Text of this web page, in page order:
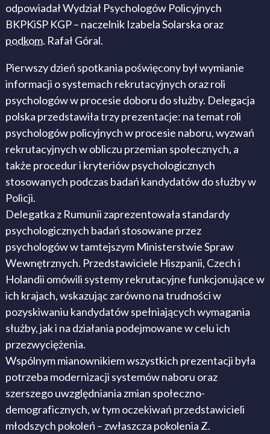
odpowiadał Wydział Psychologów Policyjnych
BKPKiSP KGP – naczelnik Izabela Solarska oraz
podkom. Rafał Góral.
Pierwszy dzień spotkania poświęcony był wymianie
informacji o systemach rekrutacyjnych oraz roli
psychologów w procesie doboru do służby. Delegacja
polska przedstawiła trzy prezentacje: na temat roli
psychologów policyjnych w procesie naboru, wyzwań
rekrutacyjnych w obliczu przemian społecznych, a
także procedur i kryteriów psychologicznych
stosowanych podczas badań kandydatów do służby w
Policji.
Delegatka z Rumunii zaprezentowała standardy
psychologicznych badań stosowane przez
psychologów w tamtejszym Ministerstwie Spraw
Wewnętrznych. Przedstawiciele Hiszpanii, Czech i
Holandii omówili systemy rekrutacyjne funkcjonujące w
ich krajach, wskazując zarówno na trudności w
pozyskiwaniu kandydatów spełniających wymagania
służby, jak i na działania podejmowane w celu ich
przezwyciężenia.
Wspólnym mianownikiem wszystkich prezentacji była
potrzeba modernizacji systemów naboru oraz
szerszego uwzględniania zmian społeczno-
demograficznych, w tym oczekiwań przedstawicieli
młodszych pokoleń – zwłaszcza pokolenia Z.